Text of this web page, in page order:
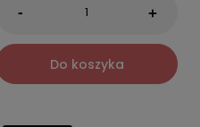
- +
Do koszyka